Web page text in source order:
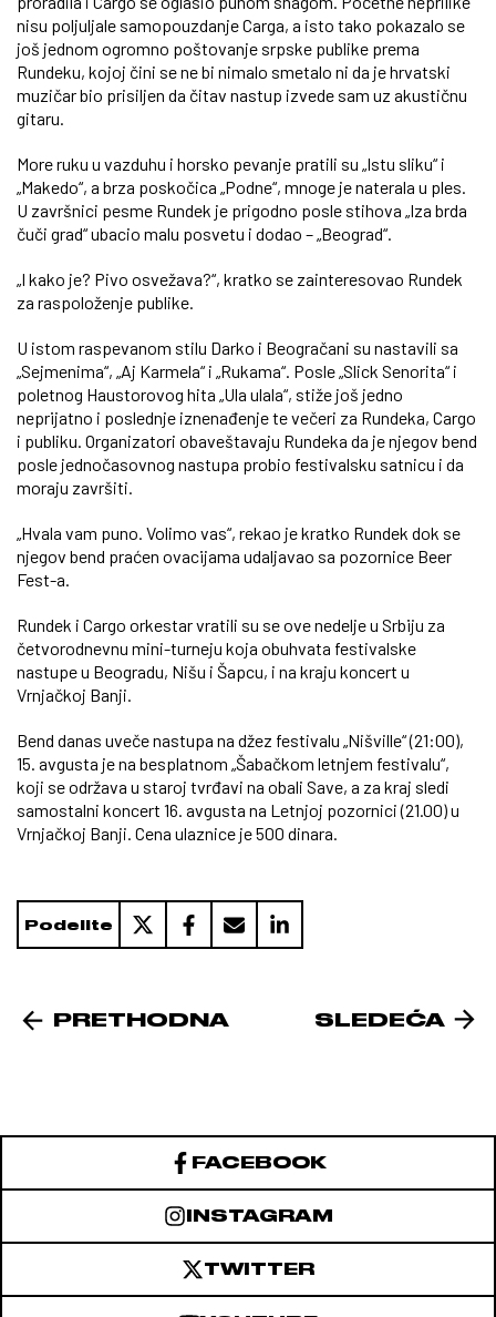
nisu poljuljale samopouzdanje Carga, a isto tako pokazalo se
još jednom ogromno poštovanje srpske publike prema
Rundeku, kojoj čini se ne bi nimalo smetalo ni da je hrvatski
muzičar bio prisiljen da čitav nastup izvede sam uz akustičnu
gitaru.
More ruku u vazduhu i horsko pevanje pratili su „Istu sliku“ i
„Makedo“, a brza poskočica „Podne“, mnoge je naterala u ples.
U završnici pesme Rundek je prigodno posle stihova „Iza brda
čuči grad“ ubacio malu posvetu i dodao – „Beograd“.
„I kako je? Pivo osvežava?“, kratko se zainteresovao Rundek
za raspoloženje publike.
U istom raspevanom stilu Darko i Beogračani su nastavili sa
„Sejmenima“, „Aj Karmela“ i „Rukama“. Posle „Slick Senorita“ i
poletnog Haustorovog hita „Ula ulala“, stiže još jedno
neprijatno i poslednje iznenađenje te večeri za Rundeka, Cargo
i publiku. Organizatori obaveštavaju Rundeka da je njegov bend
posle jednočasovnog nastupa probio festivalsku satnicu i da
moraju završiti.
„Hvala vam puno. Volimo vas“, rekao je kratko Rundek dok se
njegov bend praćen ovacijama udaljavao sa pozornice Beer
Fest-a.
Rundek i Cargo orkestar vratili su se ove nedelje u Srbiju za
četvorodnevnu mini-turneju koja obuhvata festivalske
nastupe u Beogradu, Nišu i Šapcu, i na kraju koncert u
Vrnjačkoj Banji.
Bend danas uveče nastupa na džez festivalu „Nišville“ (21:00),
15. avgusta je na besplatnom „Šabačkom letnjem festivalu“,
koji se održava u staroj tvrđavi na obali Save, a za kraj sledi
samostalni koncert 16. avgusta na Letnjoj pozornici (21.00) u
Vrnjačkoj Banji. Cena ulaznice je 500 dinara.
Podelite
PRETHODNA SLEDEĆA
FACEBOOK
INSTAGRAM
TWITTER